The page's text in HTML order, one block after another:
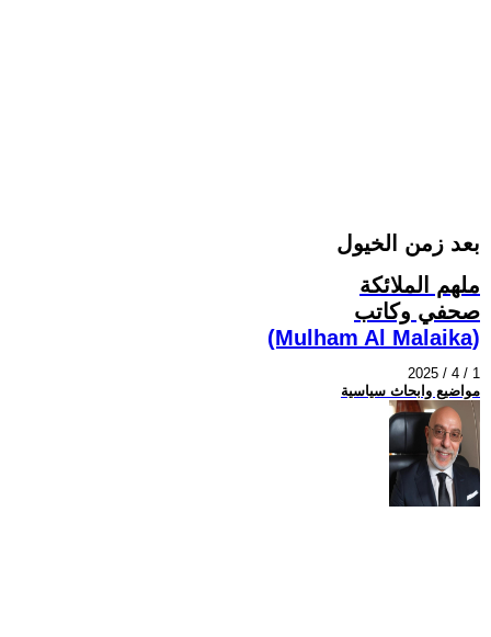
بعد زمن الخيول
ملهم الملائكة
صحفي وكاتب
(Mulham Al Malaika)
2025 / 4 / 1
مواضيع وابحاث سياسية